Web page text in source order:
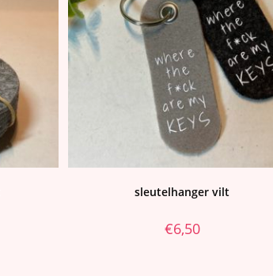
sleutelhanger vilt
€6,50